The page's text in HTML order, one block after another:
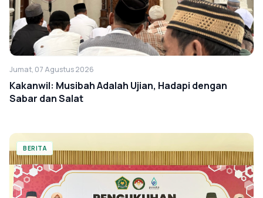
Jumat, 07 Agustus 2026
Kakanwil: Musibah Adalah Ujian, Hadapi dengan
Sabar dan Salat
BERITA